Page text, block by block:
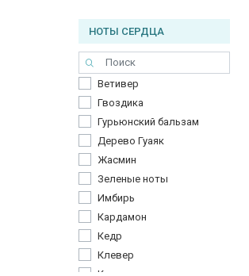
Перец
Цветок боярышника
Шалфей
Шиповник
Эвкалипт
НОТЫ СЕРДЦА
Ветивер
Гвоздика
Гурьюнский бальзам
Дерево Гуаяк
Жасмин
Зеленые ноты
Имбирь
Кардамон
Кедр
Клевер